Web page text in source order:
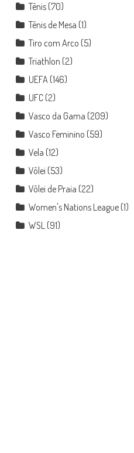
Tênis(70)
Tênis de Mesa (1)
Tiro com Arco (5)
Triathlon (2)
UEFA(146)
UFC(2)
Vasco da Gama (209)
Vasco Feminino (59)
Vela (12)
Vôlei (53)
Vôlei de Praia (22)
Women's Nations League(1)
WSL(91)